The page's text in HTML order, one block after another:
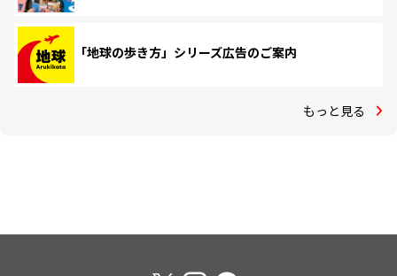
「地球の歩き方」シリーズ広告のご案内
もっと見る